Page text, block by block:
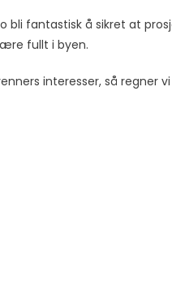
bli fantastisk å sikret at
fullt i byen.
interesser, så regner